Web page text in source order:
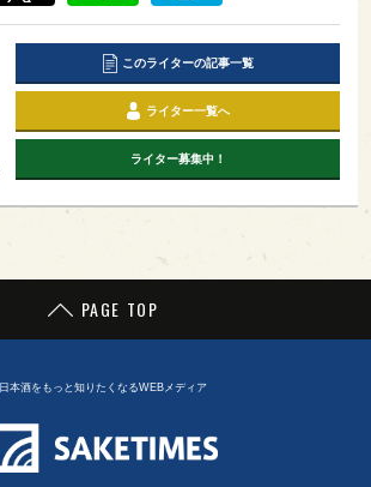
このライターの記事一覧
ライター一覧へ
ライター募集中！
PAGE TOP
日本酒をもっと知りたくなるWEBメディア